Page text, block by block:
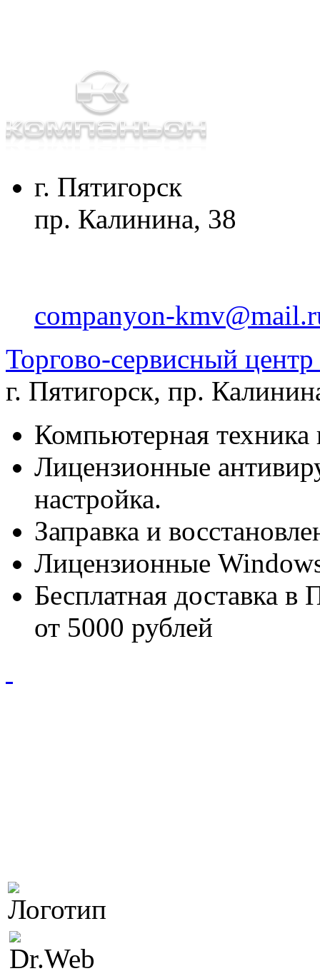
г. Пятигорск
пр. Калинина, 38
companyon-
Торгово-сервисный
г. Пятигорск, пр.
Компьютерная техника
Лицензионные
настройка.
Заправка и
Лицензионные
Бесплатная доставка в
от 5000 рублей